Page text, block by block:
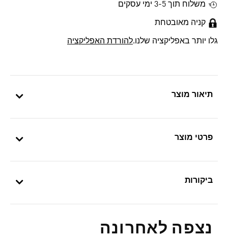
תיאור מוצר
פרטי מוצר
ביקורות
נצפה לאחרונה
משלוח תוך 3-5 ימי עסקים
קניה מאובטחת
גלו יותר באפליקציה שלנו.להורדת האפליקציה